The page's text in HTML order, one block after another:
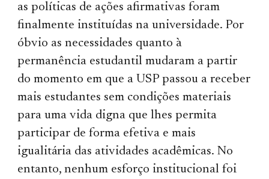
as políticas de ações afirmativas foram
finalmente instituídas na universidade. Por
óbvio as necessidades quanto à
permanência estudantil mudaram a partir
do momento em que a USP passou a receber
mais estudantes sem condições materiais
para uma vida digna que lhes permita
participar de forma efetiva e mais
igualitária das atividades acadêmicas. No
entanto, nenhum esforço institucional foi